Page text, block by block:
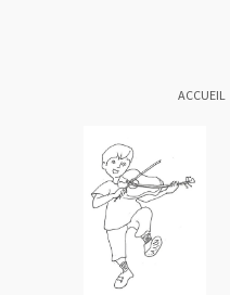
ACCUEIL